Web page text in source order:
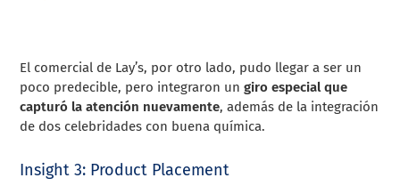
El comercial de Lay’s, por otro lado, pudo llegar a ser un
poco predecible, pero integraron ungiro especial que
capturó la atención nuevamente, además de la integración
de dos celebridades con buena química.
Insight 3: Product Placement